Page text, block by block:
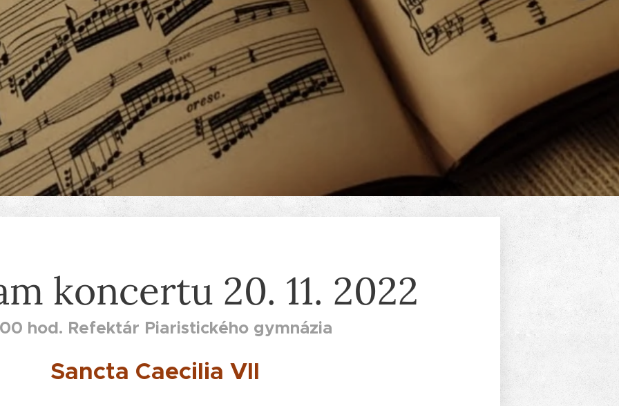
koncertu 20. 11. 2022
hod. Refektár Piaristického gymnázia
Sancta Caecilia VII